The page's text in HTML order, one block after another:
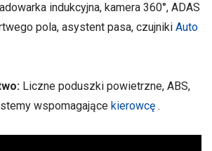
indukcyjna, kamera 360°, ADAS
pola, asystent pasa, czujniki Auto
Liczne poduszki powietrzne, ABS,
wspomagające kierowcę.